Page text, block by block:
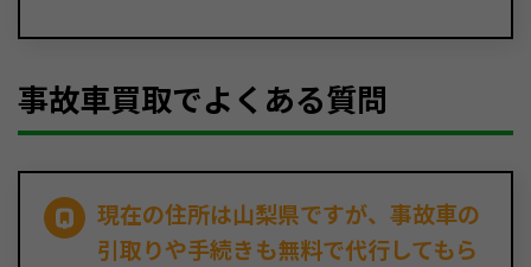
事故車買取でよくある質問
現在の住所は山梨県ですが、事故車の
引取りや手続きも無料で代行してもら